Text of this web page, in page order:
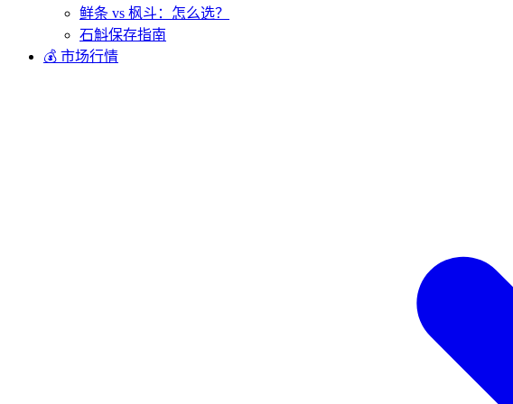
鲜条 vs 枫斗：怎么选？
石斛保存指南
💰 市场行情